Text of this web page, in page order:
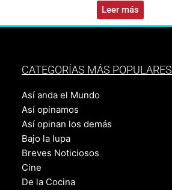
Leer más
CATEGORÍAS MÁS POPULARES
Así anda el Mundo
Así opinamos
Así opinan los demás
Bajo la lupa
Breves Noticiosos
Cine
De la Cocina